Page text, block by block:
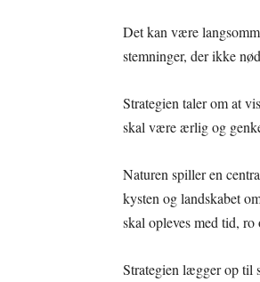
Det kan være
stemninger, der ikke
Strategien taler om at
skal være ærlig og
Naturen spiller en
kysten og landskabet
skal opleves med tid,
Strategien lægger op til